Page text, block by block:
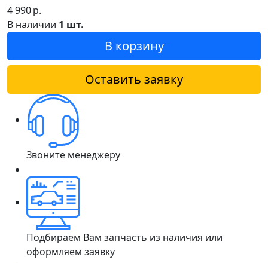
4 990р.
В наличии 1 шт.
В корзину
Оставить заявку
Звоните менеджеру
Подбираем Вам запчасть из наличия или
оформляем заявку